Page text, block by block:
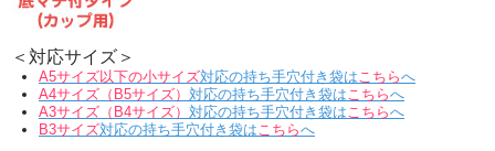
＜対応サイズ＞
A5サイズ以下の小サイズ対応の持ち手穴付き袋はこちらへ
A4サイズ（B5サイズ） 対応の持ち手穴付き袋はこちらへ
A3サイズ（B4サイズ） 対応の持ち手穴付き袋はこちらへ
B3サイズ対応の持ち手穴付き袋はこちらへ